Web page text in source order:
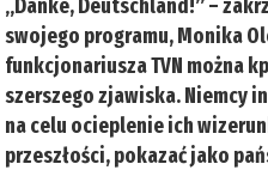
„Danke, Deutschland!” –
swojego programu, Monika
funkcjonariusza TVN można
szerszego zjawiska. Niemcy
na celu ocieplenie ich
przeszłości, pokazać jako